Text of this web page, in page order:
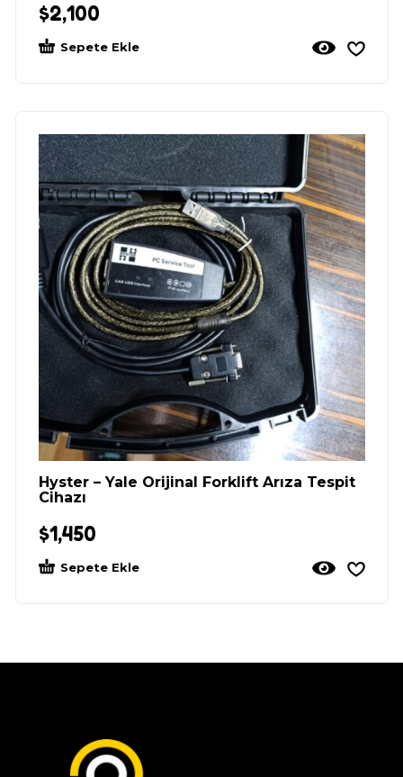
$2,100
Sepete Ekle
Hyster – Yale Orijinal Forklift Arıza Tespit
Cihazı
$1,450
Sepete Ekle